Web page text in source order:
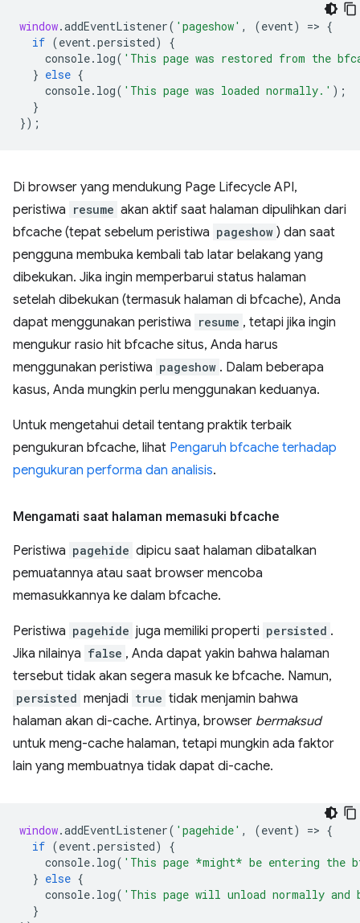
window.addEventListener( 'pageshow' , (event) => {
if (event.persisted)
{
console. log( 'This page was restored from the
} else {
console. log( 'This page was loaded normally.' );
}
});
Di browser yang mendukung Page Lifecycle API,
peristiwa resume akan aktif saat halaman dipulihkan dari
bfcache (tepat sebelum peristiwa pageshow ) dan saat
pengguna membuka kembali tab latar belakang yang
dibekukan. Jika ingin memperbarui status halaman
setelah dibekukan (termasuk halaman di bfcache), Anda
dapat menggunakan peristiwa resume , tetapi jika ingin
mengukur rasio hit bfcache situs, Anda harus
menggunakan peristiwa pageshow . Dalam beberapa
kasus, Anda mungkin perlu menggunakan keduanya.
Untuk mengetahui detail tentang praktik terbaik
pengukuran bfcache, lihat Pengaruh bfcache terhadap
pengukuran performa dan analisis.
Mengamati saat halaman memasuki bfcache
Peristiwa pagehide dipicu saat halaman dibatalkan
pemuatannya atau saat browser mencoba
memasukkannya ke dalam bfcache.
Peristiwa pagehide juga memiliki properti persisted .
Jika nilainya false , Anda dapat yakin bahwa halaman
tersebut tidak akan segera masuk ke bfcache. Namun,
persisted menjadi true tidak menjamin bahwa
halaman akan di-cache. Artinya, browser bermaksud
untuk meng-cache halaman, tetapi mungkin ada faktor
lain yang membuatnya tidak dapat di-cache.
window.addEventListener( 'pagehide' , (event) => {
if (event.persisted)
{
console. log( 'This page *might* be entering the
} else {
console. log( 'This page will unload normally and
}